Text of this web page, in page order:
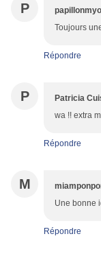
P
Toujours
Répondre
P Patricia
wa !! extra
Répondre
M
Une bonne
Répondre